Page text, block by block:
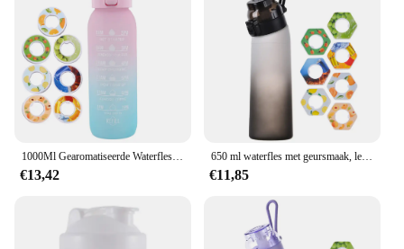
1000Ml Gearomatiseerde Waterfles Geur-Up Waterbeker Met Peulen Tritan Water Drinkfles Met Geurdrank Meer Water
€13,42
650 ml waterfles met geursmaak, lekvrij met 7 smaakpods, luchtwaterfles, draagbaar voor reizen, klimmen, wandelen
€11,85